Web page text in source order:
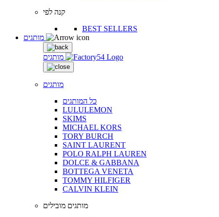
קנה לפי
BEST SELLERS
מותגים
מותגים
כל המותגים
LULULEMON
SKIMS
MICHAEL KORS
TORY BURCH
SAINT LAURENT
POLO RALPH LAUREN
DOLCE & GABBANA
BOTTEGA VENETA
TOMMY HILFIGER
CALVIN KLEIN
מותגים מובילים